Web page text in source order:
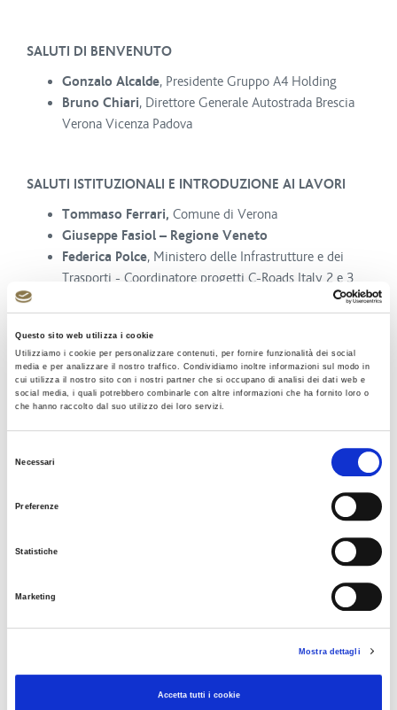
Questo sito web utilizza i cookie
Utilizziamo i cookie per personalizzare contenuti, per fornire funzionalità dei social
media e per analizzare il nostro traffico. Condividiamo inoltre informazioni sul modo in
cui utilizza il nostro sito con i nostri partner che si occupano di analisi dei dati web e
social media, i quali potrebbero combinarle con altre informazioni che ha fornito loro o
che hanno raccolto dal suo utilizzo dei loro servizi.
Necessari
Preferenze
Statistiche
Marketing
Mostra dettagli
Accetta tutti i cookie
SALUTI DI BENVENUTO
Gonzalo Alcalde, Presidente Gruppo A4 Holding
Bruno Chiari, Direttore Generale Autostrada Brescia
Verona Vicenza Padova
SALUTI ISTITUZIONALI E INTRODUZIONE AI LAVORI
Tommaso Ferrari, Comune di Verona
Giuseppe Fasiol – Regione Veneto
Federica Polce, Ministero delle Infrastrutture e dei
Trasporti - Coordinatore progetti C-Roads Italy 2 e 3
AREE URBANE E RETI AUTOSTRADALI:
IMPLEMENTAZIONI E SERVIZI C-ITS
AREE URBANE
, Direttore Esercizio Autostrada
, Project Manager Sistemi di
Radiocomunicazione Autostrade per l’Italia
, Capo Servizio Impianti Tecnologici